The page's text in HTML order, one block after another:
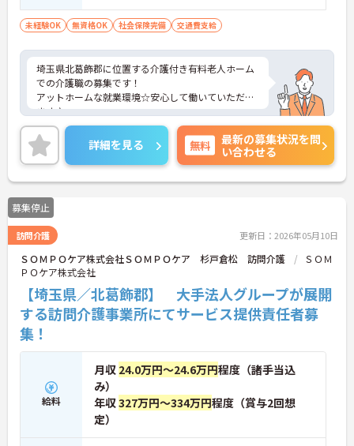
未経験OK 無資格OK 社会保険完備 交通費支給
埼玉県北葛飾郡に位置する介護付き有料老人ホーム
での介護職の募集です！
アットホームな就業環境☆安心して働いていただけ
ます♪
ご興味ある方には、面接対策ポイントなど、さらに
詳細をお話しいたしますのでお気軽にご相談くださ
い。
詳細を見る 無料
最新の募集状況を問
い合わせる
募集停止
訪問介護 更新日：2026年05月10日
ＳＯＭＰＯケア株式会社ＳＯＭＰＯケア 杉戸倉松 訪問介護
ＳＯＭ
ＰＯケア株式会社
【埼玉県／北葛飾郡】 大手法人グループが展開
する訪問介護事業所にてサービス提供責任者募
集！
給料
月収 24.0万円～24.6万円程度（諸手当込
み）
年収327万円～334万円程度（賞与2回想
定）